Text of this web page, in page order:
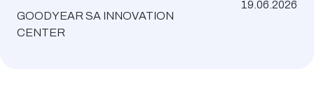
GOODYEAR SA INNOVATION
CENTER
19.06.2026